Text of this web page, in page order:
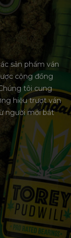
sản phẩm ván
cộng đồng
tôi cung
hiệu trượt ván
người mới bắt